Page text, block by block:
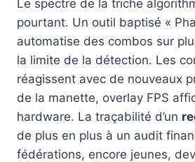
Le spectre de la triche
pourtant. Un outil baptisé «
automatise des combos sur
la limite de la détection. Les
réagissent avec de nouveaux
de la manette, overlay FPS
hardware. La traçabilité d’un
de plus en plus à un audit
fédérations, encore jeunes,